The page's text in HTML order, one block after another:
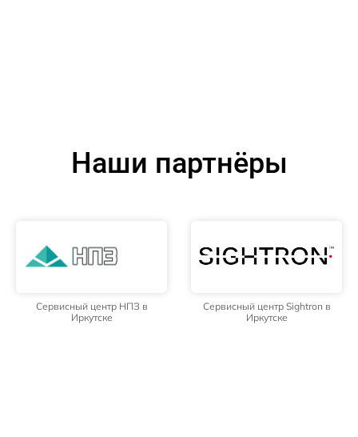
Наши партнёры
Сервисный центр НПЗ в
Иркутске
Сервисный центр Sightron в
Иркутске